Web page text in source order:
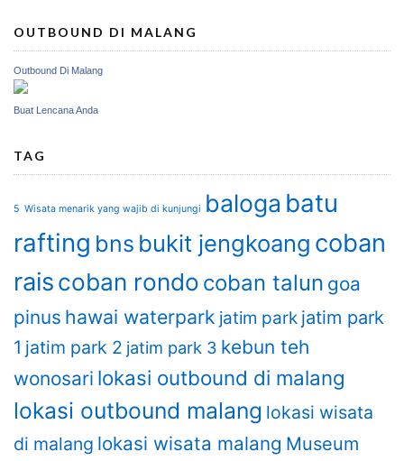
OUTBOUND DI MALANG
Outbound Di Malang
Buat Lencana Anda
TAG
5 Wisata menarik yang wajib di kunjungi baloga batu
rafting bns bukit jengkoang coban
raiscoban rondo coban talun goa
pinus hawai waterpark jatim park jatim park
1 jatim park 2 jatim park 3 kebun teh
wonosari lokasi outbound di malang
lokasi outbound malang lokasi wisata
di malang lokasi wisata malang Museum